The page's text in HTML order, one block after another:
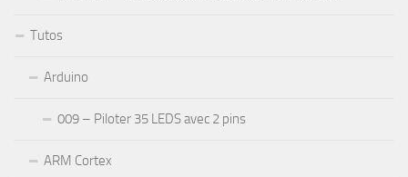
Tutos
Arduino
009 – Piloter 35 LEDS avec 2 pins
ARM Cortex